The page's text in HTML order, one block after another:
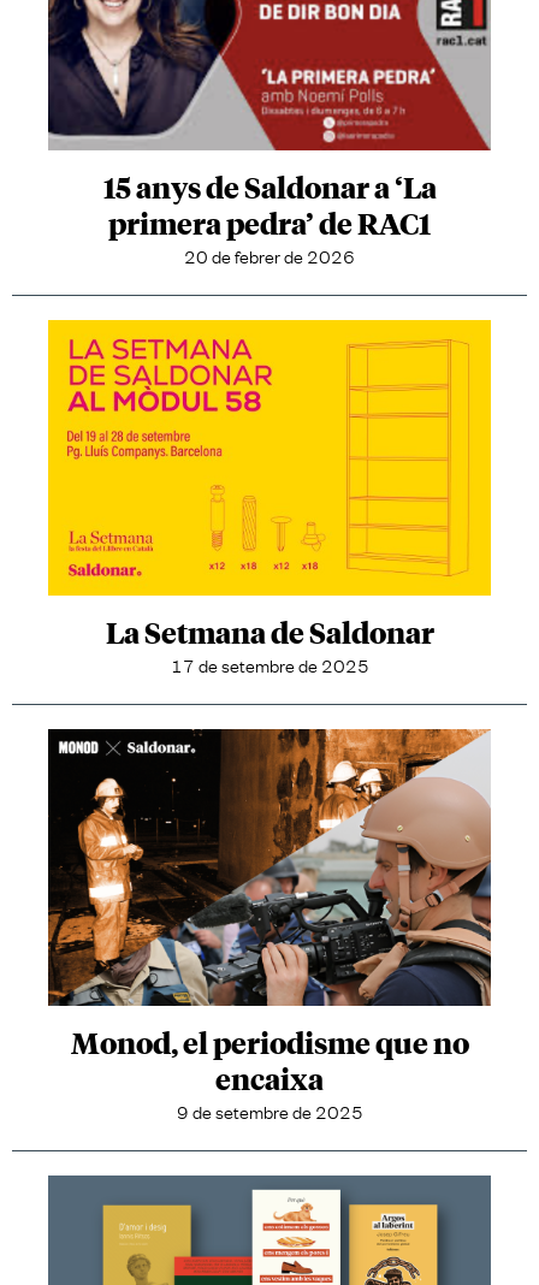
15 anys de Saldonar a ‘La
primera pedra’ de RAC1
20 de febrer de 2026
La Setmana de Saldonar
17 de setembre de 2025
Monod, el periodisme que no
encaixa
9 de setembre de 2025